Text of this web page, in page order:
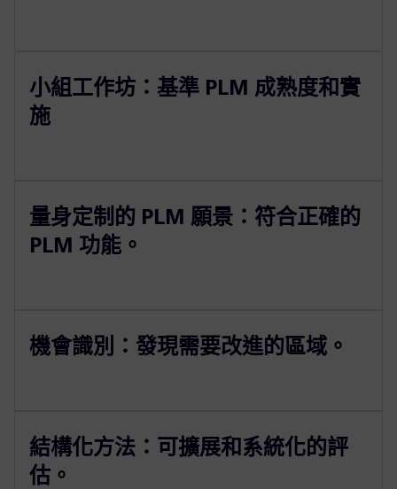
小組工作坊：基準 PLM 成熟度和實
施
量身定制的 PLM 願景：符合正確的
PLM 功能。
機會識別：發現需要改進的區域。
結構化方法：可擴展和系統化的評
估。